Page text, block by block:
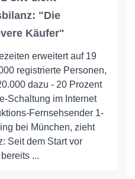
"Die
Käufer"
erweitert auf 19
registrierte Personen,
dazu - 20 Prozent
Schaltung im Internet
Fernsehsender 1-
bei München, zieht
Seit dem Start vor
...